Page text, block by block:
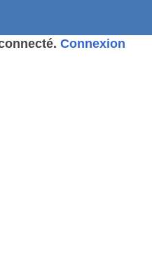
Connexion